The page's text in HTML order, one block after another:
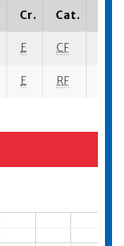
Cr. Cat.
E CF
E RF